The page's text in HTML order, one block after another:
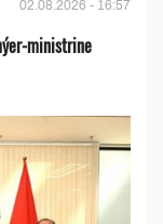
02.08.2026 - 16:57
ministrine